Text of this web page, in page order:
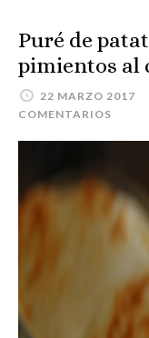
Puré de
pimientos al
22 MARZO 2017
COMENTARIOS